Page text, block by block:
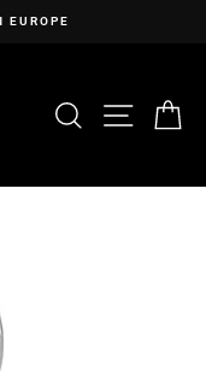
EUROPE